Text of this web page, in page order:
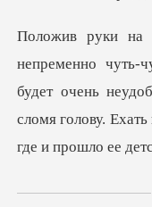
будет очень
сло